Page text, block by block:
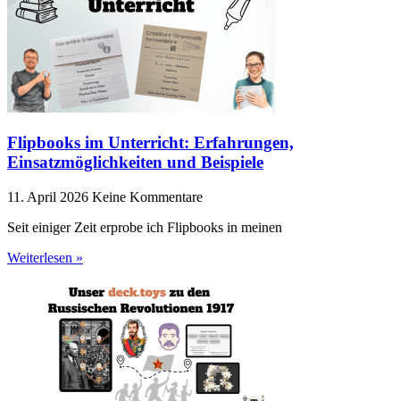
Flipbooks im Unterricht: Erfahrungen,
Einsatzmöglichkeiten und Beispiele
11. April 2026 Keine Kommentare
Seit einiger Zeit erprobe ich Flipbooks in meinen
Weiterlesen »